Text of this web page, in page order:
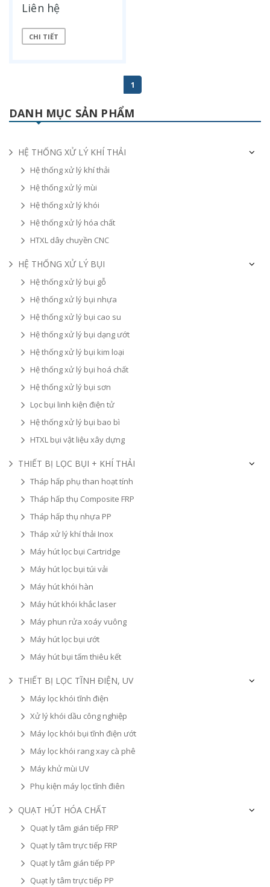
Liên hệ
CHI TIẾT
1
DANH MỤC SẢN PHẨM
HỆ THỐNG XỬ LÝ KHÍ THẢI
Hệ thống xử lý khí thải
Hệ thống xử lý mùi
Hệ thống xử lý khói
Hệ thống xử lý hóa chất
HTXL dây chuyền CNC
HỆ THỐNG XỬ LÝ BỤI
Hệ thống xử lý bụi gỗ
Hệ thống xử lý bụi nhựa
Hệ thống xử lý bụi cao su
Hệ thống xử lý bụi dạng ướt
Hệ thống xử lý bụi kim loại
Hệ thống xử lý bụi hoá chất
Hệ thống xử lý bụi sơn
Lọc bụi linh kiện điện tử
Hệ thống xử lý bụi bao bì
HTXL bụi vật liệu xây dựng
THIẾT BỊ LỌC BỤI + KHÍ THẢI
Tháp hấp phụ than hoạt tính
Tháp hấp thụ Composite FRP
Tháp hấp thụ nhựa PP
Tháp xử lý khí thải Inox
Máy hút lọc bụi Cartridge
Máy hút lọc bụi túi vải
Máy hút khói hàn
Máy hút khói khắc laser
Máy phun rửa xoáy vuông
Máy hút lọc bụi ướt
Máy hút bụi tấm thiêu kết
THIẾT BỊ LỌC TĨNH ĐIỆN, UV
Máy lọc khói tĩnh điện
Xử lý khói dầu công nghiệp
Máy lọc khói bụi tĩnh điện ướt
Máy lọc khói rang xay cà phê
Máy khử mùi UV
Phụ kiện máy lọc tĩnh điên
QUẠT HÚT HÓA CHẤT
Quạt ly tâm gián tiếp FRP
Quạt ly tâm trực tiếp FRP
Quạt ly tâm gián tiếp PP
Quạt ly tâm trực tiếp PP